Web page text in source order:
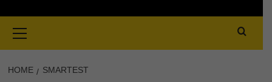
Menu
HOME SMARTEST